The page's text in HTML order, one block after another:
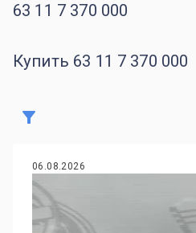
63 11 7 370 000
Купить 63 11 7 370 000
06.08.2026